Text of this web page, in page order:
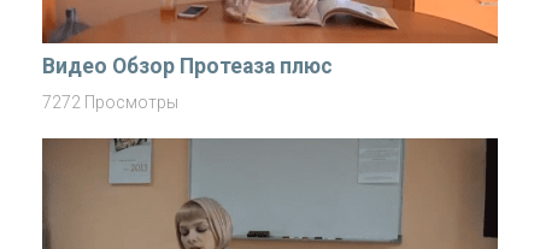
Видео Обзор Протеаза плюс
7272 Просмотры